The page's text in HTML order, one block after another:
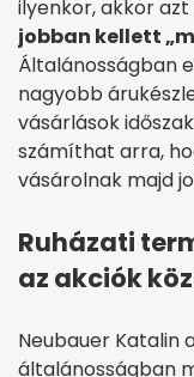
ilyenkor, akkor
jobban kellett
Általánosságban
nagyobb
vásárlások
számíthat arra,
vásárolnak majd
Ruházati
az akciók
Neubauer Katalin
általánosságban